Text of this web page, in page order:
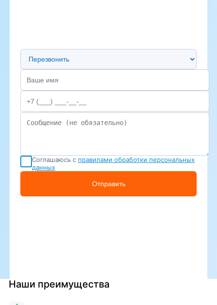
Предпочтительный способ связи
Соглашаюсь с правилами обработки персональных
данных
Отправить
Наши преимущества